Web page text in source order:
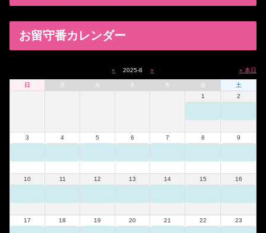
お留守番カレンダー
« 2025-8 » » 本日
日 火 水 木 金
土
1
2
3 4 5 6 7 8 9
10 11 12 13 14 15 16
17 18 19 20 21 22 23